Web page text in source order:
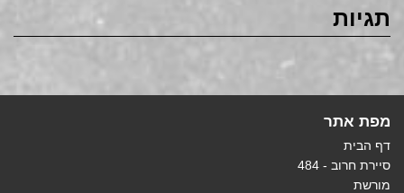
תגיות
מפת אתר
דף הבית
סיירת חרוב - 484
מורשת